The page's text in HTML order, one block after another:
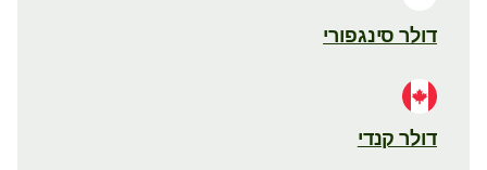
דולר סינגפורי
דולר קנדי